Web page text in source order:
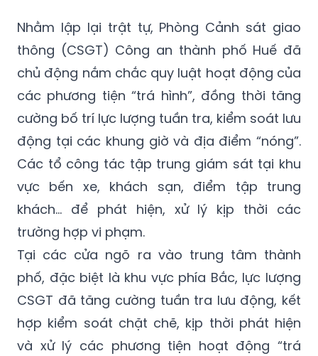
Nhằm lập lại trật tự, Phòng Cảnh sát giao
thông (CSGT) Công an thành phố Huế đã
chủ động nắm chắc quy luật hoạt động của
các phương tiện “trá hình”, đồng thời tăng
cường bố trí lực lượng tuần tra, kiểm soát lưu
động tại các khung giờ và địa điểm “nóng”.
Các tổ công tác tập trung giám sát tại khu
vực bến xe, khách sạn, điểm tập trung
khách… để phát hiện, xử lý kịp thời các
trường hợp vi phạm.
Tại các cửa ngõ ra vào trung tâm thành
phố, đặc biệt là khu vực phía Bắc, lực lượng
CSGT đã tăng cường tuần tra lưu động, kết
hợp kiểm soát chặt chẽ, kịp thời phát hiện
và xử lý các phương tiện hoạt động “trá